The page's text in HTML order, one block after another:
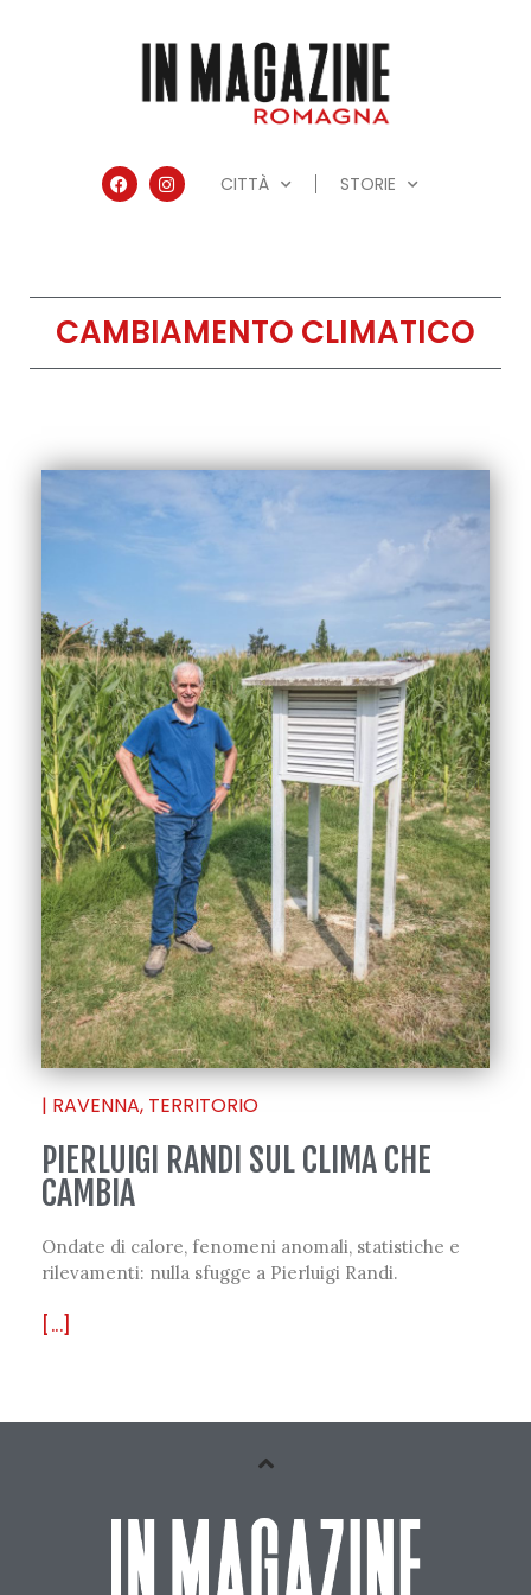
CITTÀ STORIE
CAMBIAMENTO CLIMATICO
| RAVENNA, TERRITORIO
PIERLUIGI RANDI SUL CLIMA CHE
CAMBIA
Ondate di calore, fenomeni anomali, statistiche e
rilevamenti: nulla sfugge a Pierluigi Randi.
[...]